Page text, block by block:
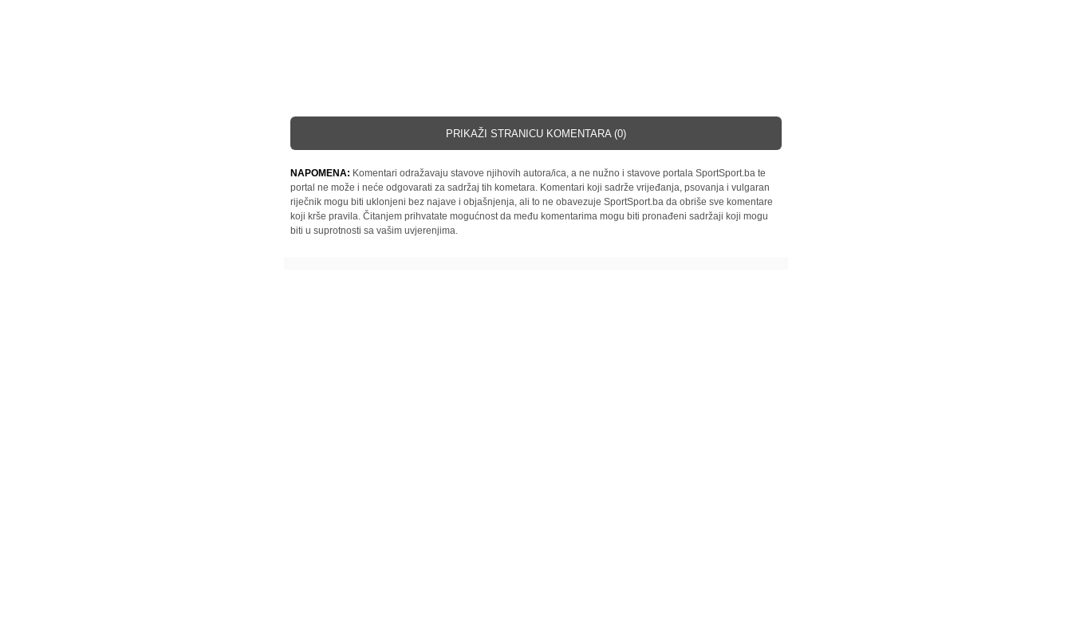
PRIKAŽI STRANICU KOMENTARA (0)
NAPOMENA: Komentari odražavaju stavove njihovih autora/ica, a ne nužno i stavove portala SportSport.ba te
portal ne može i neće odgovarati za sadržaj tih kometara. Komentari koji sadrže vrijeđanja, psovanja i vulgaran
riječnik mogu biti uklonjeni bez najave i objašnjenja, ali to ne obavezuje SportSport.ba da obriše sve komentare
koji krše pravila. Čitanjem prihvatate mogućnost da među komentarima mogu biti pronađeni sadržaji koji mogu
biti u suprotnosti sa vašim uvjerenjima.